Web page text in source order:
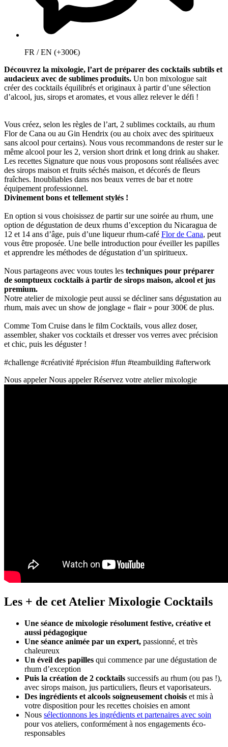
FR / EN (+300€)
Découvrez la mixologie, l’art de préparer des cocktails subtils et
audacieux avec de sublimes produits. Un bon mixologue sait
créer des cocktails équilibrés et originaux à partir d’une sélection
d’alcool, jus, sirops et aromates, et vous allez relever le défi !
Vous créez, selon les règles de l’art, 2 sublimes cocktails, au rhum
Flor de Cana ou au Gin Hendrix (ou au choix avec des spiritueux
sans alcool pour certains). Nous vous recommandons de rester sur le
même alcool pour les 2, version short drink et long drink au shaker.
Les recettes Signature que nous vous proposons sont réalisées avec
des sirops maison et fruits séchés maison, et décorés de fleurs
fraîches. Inoubliables dans nos beaux verres de bar et notre
équipement professionnel.
Divinement bons et tellement stylés !
En option si vous choisissez de partir sur une soirée au rhum, une
option de dégustation de deux rhums d’exception du Nicaragua de
12 et 14 ans d’âge, puis d’une liqueur rhum-café Flor de Cana, peut
vous être proposée. Une belle introduction pour éveiller les papilles
et apprendre les méthodes de dégustation d’un spiritueux.
Nous partageons avec vous toutes les techniques pour préparer
de somptueux cocktails à partir de sirops maison, alcool et jus
premium.
Notre atelier de mixologie peut aussi se décliner sans dégustation au
rhum, mais avec un show de jonglage « flair » pour 300€ de plus.
Comme Tom Cruise dans le film Cocktails, vous allez doser,
assembler, shaker vos cocktails et dresser vos verres avec précision
et chic, puis les déguster !
#challenge #créativité #précision #fun #teambuilding #afterwork
Nous appeler Nous appeler Réservez votre atelier mixologie
Les + de cet Atelier Mixologie Cocktails
Une séance de mixologie résolument festive, créative et
aussi pédagogique
Une séance animée par un expert, passionné, et très
chaleureux
Un éveil des papilles qui commence par une dégustation de
rhum d’exception
Puis la création de 2 cocktails successifs au rhum (ou pas !),
avec sirops maison, jus particuliers, fleurs et vaporisateurs.
Des ingrédients et alcools soigneusement choisis et mis à
votre disposition pour les recettes choisies en amont
Nous sélectionnons les ingrédients et partenaires avec soin
pour vos ateliers, conformément à nos engagements éco-
responsables